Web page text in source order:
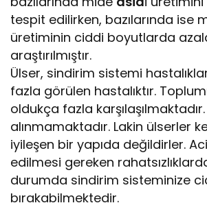
tespit edilirken, bazılarında ise
üretiminin ciddi boyutlarda
araştırılmıştır.
Ülser, sindirim sistemi
fazla görülen hastalıktır.
oldukça fazla
alınmamaktadır. Lakin ülserler
iyileşen bir yapıda değildirler.
edilmesi gereken
durumda sindirim sisteminize
bırakabilmektedir.